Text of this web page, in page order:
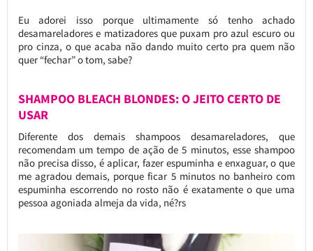
Eu adorei isso porque ultimamente só tenho achado
desamareladores e matizadores que puxam pro azul escuro ou
pro cinza, o que acaba não dando muito certo pra quem não
quer “fechar” o tom, sabe?
SHAMPOO BLEACH BLONDES: O JEITO CERTO DE
USAR
Diferente dos demais shampoos desamareladores, que
recomendam um tempo de ação de 5 minutos, esse shampoo
não precisa disso, é aplicar, fazer espuminha e enxaguar, o que
me agradou demais, porque ficar 5 minutos no banheiro com
espuminha escorrendo no rosto não é exatamente o que uma
pessoa agoniada almeja da vida, né?rs